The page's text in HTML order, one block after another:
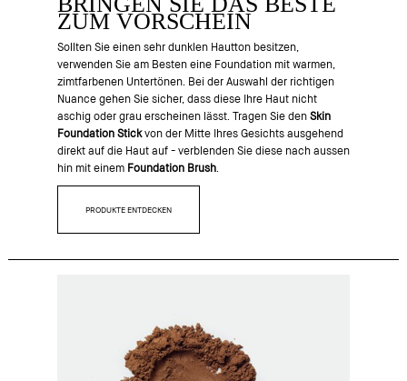
ZUM VORSCHEIN
Sollten Sie einen sehr dunklen Hautton besitzen,
verwenden Sie am Besten eine Foundation mit warmen,
zimtfarbenen Untertönen. Bei der Auswahl der richtigen
Nuance gehen Sie sicher, dass diese Ihre Haut nicht
aschig oder grau erscheinen lässt. Tragen Sie den Skin
Foundation Stickvon der Mitte Ihres Gesichts ausgehend
direkt auf die Haut auf - verblenden Sie diese nach aussen
hin mit einem Foundation Brush.
PRODUKTE ENTDECKEN